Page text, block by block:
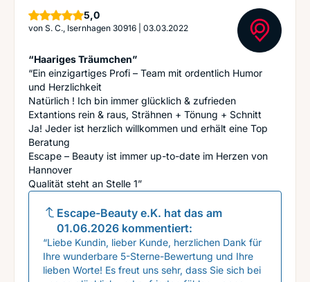
5,0Sterne
von S. C., Isernhagen 30916 03.03.2022
“Haariges Träumchen”
“Ein einzigartiges Profi – Team mit ordentlich Humor
und Herzlichkeit
Natürlich ! Ich bin immer glücklich & zufrieden
Extantions rein & raus, Strähnen + Tönung + Schnitt
Ja! Jeder ist herzlich willkommen und erhält eine Top
Beratung
Escape – Beauty ist immer up-to-date im Herzen von
Hannover
Qualität steht an Stelle 1”
Escape-Beauty e.K. hat das am
01.06.2026 kommentiert:
“Liebe Kundin, lieber Kunde, herzlichen Dank für
Ihre wunderbare 5-Sterne-Bewertung und Ihre
lieben Worte! Es freut uns sehr, dass Sie sich bei